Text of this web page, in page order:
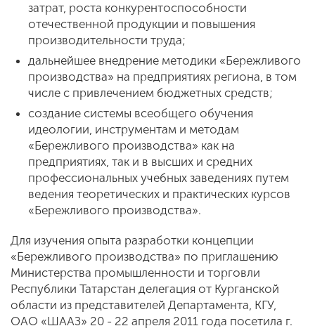
затрат, роста конкурентоспособности
отечественной продукции и повышения
производительности труда;
дальнейшее внедрение методики «Бережливого
производства» на предприятиях региона, в том
числе с привлечением бюджетных средств;
создание системы всеобщего обучения
идеологии, инструментам и методам
«Бережливого производства» как на
предприятиях, так и в высших и средних
профессиональных учебных заведениях путем
ведения теоретических и практических курсов
«Бережливого производства».
Для изучения опыта разработки концепции
«Бережливого производства» по приглашению
Министерства промышленности и торговли
Республики Татарстан делегация от Курганской
области из представителей Департамента, КГУ,
ОАО «ШААЗ» 20 - 22 апреля 2011 года посетила г.